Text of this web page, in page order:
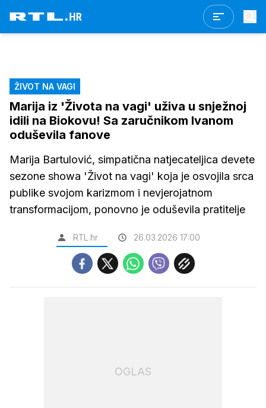
ŽIVOT NA VAGI
Marija iz 'Života na vagi' uživa u snježnoj
idili na Biokovu! Sa zaručnikom Ivanom
oduševila fanove
Marija Bartulović, simpatična natjecateljica devete
sezone showa 'Život na vagi' koja je osvojila srca
publike svojom karizmom i nevjerojatnom
transformacijom, ponovno je oduševila pratitelje
RTL.hr 26.03.2026 17:00
OGLAS